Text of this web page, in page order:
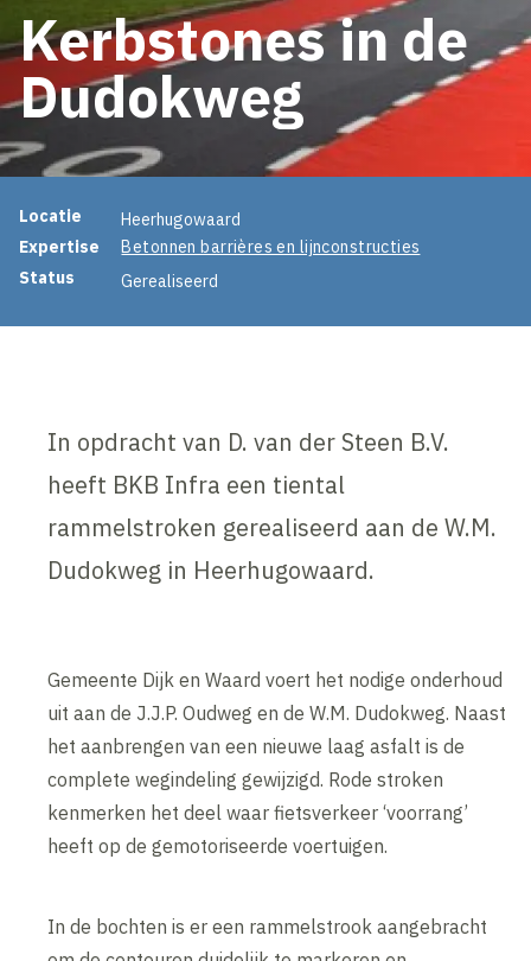
Kerbstones in de
Dudokweg
Projectinformatie
Locatie
Heerhugowaard
Expertise
Betonnen barrières en lijnconstructies
Status
Gerealiseerd
In opdracht van D. van der Steen B.V.
heeft BKB Infra een tiental
rammelstroken gerealiseerd aan de W.M.
Dudokweg in Heerhugowaard.
Gemeente Dijk en Waard voert het nodige onderhoud
uit aan de J.J.P. Oudweg en de W.M. Dudokweg. Naast
het aanbrengen van een nieuwe laag asfalt is de
complete wegindeling gewijzigd. Rode stroken
kenmerken het deel waar fietsverkeer ‘voorrang’
heeft op de gemotoriseerde voertuigen.
In de bochten is er een rammelstrook aangebracht